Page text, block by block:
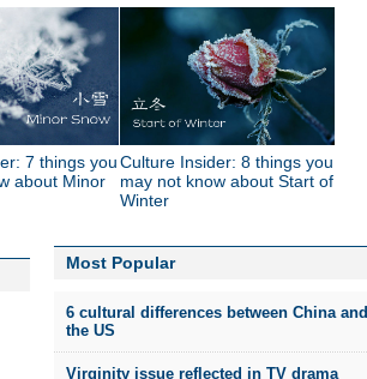
7 things you
about Minor
Culture Insider: 8 things you
may not know about Start of
Winter
Most Popular
6 cultural differences between China and
the US
Virginity issue reflected in TV drama